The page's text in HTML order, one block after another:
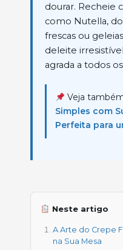
dourar. Recheie
como Nutella,
frescas ou
deleite
agrada a todos
Veja
Simples com
Perfeita para
Neste artigo
A Arte do Crepe
na Sua Mesa